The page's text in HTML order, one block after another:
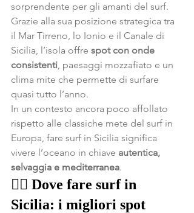
sorprendente per gli amanti del surf.
Grazie alla sua posizione strategica tra
il Mar Tirreno, lo Ionio e il Canale di
Sicilia, l’isola offre spot con onde
consistenti, paesaggi mozzafiato e un
clima mite che permette di surfare
quasi tutto l’anno.
In un contesto ancora poco affollato
rispetto alle classiche mete del surf in
Europa, fare surf in Sicilia significa
vivere l’oceano in chiave autentica,
selvaggia e mediterranea.
🏄‍♂️ Dove fare surf in
Sicilia: i migliori spot